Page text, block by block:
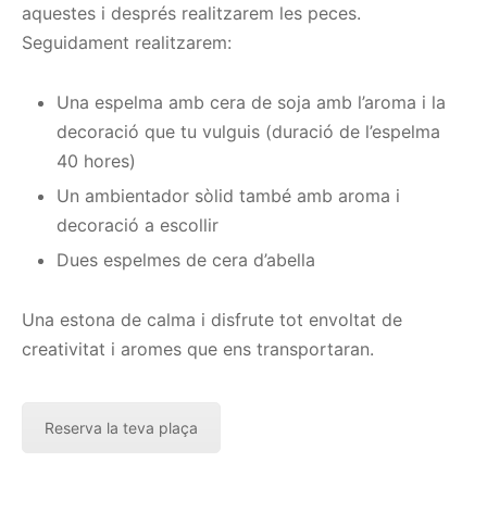
aquestes i després realitzarem les peces.
Seguidament realitzarem:
Una espelma amb cera de soja amb l’aroma i la
decoració que tu vulguis (duració de l’espelma
40 hores)
Un ambientador sòlid també amb aroma i
decoració a escollir
Dues espelmes de cera d’abella
Una estona de calma i disfrute tot envoltat de
creativitat i aromes que ens transportaran.
Reserva la teva plaça